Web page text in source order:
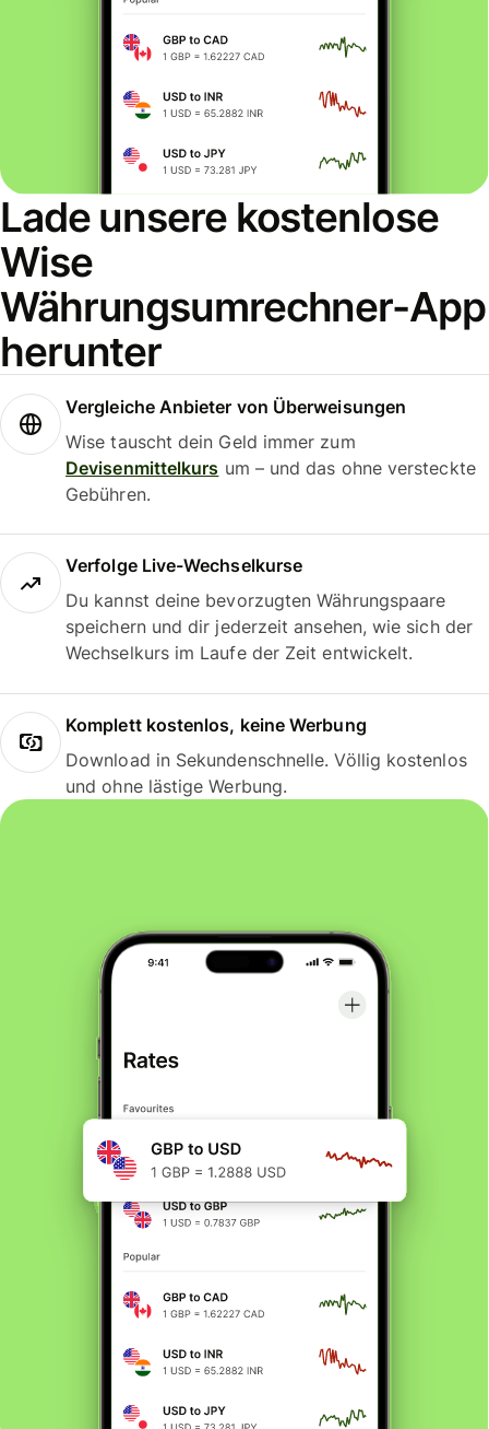
Lade unsere kostenlose
Wise
Währungsumrechner-App
herunter
Vergleiche Anbieter von Überweisungen
Wise tauscht dein Geld immer zum
Devisenmittelkurs um – und das ohne versteckte
Gebühren.
Verfolge Live-Wechselkurse
Du kannst deine bevorzugten Währungspaare
speichern und dir jederzeit ansehen, wie sich der
Wechselkurs im Laufe der Zeit entwickelt.
Komplett kostenlos, keine Werbung
Download in Sekundenschnelle. Völlig kostenlos
und ohne lästige Werbung.